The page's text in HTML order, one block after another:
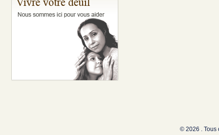
© 2026 . Tous